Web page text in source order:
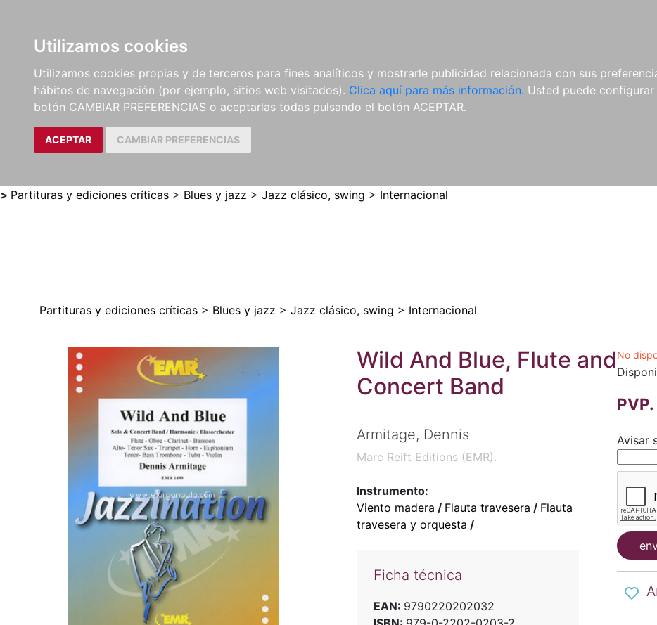
Utilizamos cookies
Utilizamos cookies propias y de terceros para fines analíticos y mostrarle publicidad relacionada con sus
hábitos de navegación (por ejemplo, sitios web visitados). Clica aquí para más información. Usted puede
botón CAMBIAR PREFERENCIAS o aceptarlas todas pulsando el botón ACEPTAR.
ACEPTAR CAMBIAR PREFERENCIAS
LIBROS
MÉTODOS Y
EJERCICIOS
PARTITURAS Y EDICIONES
CRÍTICAS
REVISTAS
CDS Y
DVDS
MATERIAL
COMPLEMENTARIO
> Partituras y ediciones críticas > Blues y jazz > Jazz clásico, swing > Internacional
Partituras y ediciones críticas > Blues y jazz > Jazz clásico, swing > Internacional
Wild And Blue, Flute and
Concert Band
Armitage, Dennis
Marc Reift Editions (EMR).
Instrumento:
Viento madera / Flauta travesera / Flauta
travesera y orquesta /
Ficha técnica
EAN: 9790220202032
No
PVP.
Avisar